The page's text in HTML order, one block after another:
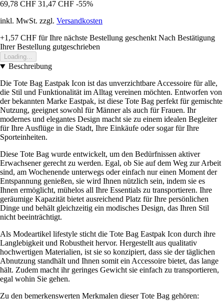
69,78 CHF 31,47 CHF -55%
inkl. MwSt. zzgl. Versandkosten
+1,57 CHF für Ihre nächste Bestellung geschenkt Nach Bestätigung
Ihrer Bestellung gutgeschrieben
Loading...
Beschreibung
Die Tote Bag Eastpak Icon ist das unverzichtbare Accessoire für alle,
die Stil und Funktionalität im Alltag vereinen möchten. Entworfen von
der bekannten Marke Eastpak, ist diese Tote Bag perfekt für gemischte
Nutzung, geeignet sowohl für Männer als auch für Frauen. Ihr
modernes und elegantes Design macht sie zu einem idealen Begleiter
für Ihre Ausflüge in die Stadt, Ihre Einkäufe oder sogar für Ihre
Sporteinheiten.
Diese Tote Bag wurde entwickelt, um den Bedürfnissen aktiver
Erwachsener gerecht zu werden. Egal, ob Sie auf dem Weg zur Arbeit
sind, am Wochenende unterwegs oder einfach nur einen Moment der
Entspannung genießen, sie wird Ihnen nützlich sein, indem sie es
Ihnen ermöglicht, mühelos all Ihre Essentials zu transportieren. Ihre
geräumige Kapazität bietet ausreichend Platz für Ihre persönlichen
Dinge und behält gleichzeitig ein modisches Design, das Ihren Stil
nicht beeinträchtigt.
Als Modeartikel lifestyle sticht die Tote Bag Eastpak Icon durch ihre
Langlebigkeit und Robustheit hervor. Hergestellt aus qualitativ
hochwertigen Materialien, ist sie so konzipiert, dass sie der täglichen
Abnutzung standhält und Ihnen somit ein Accessoire bietet, das lange
hält. Zudem macht ihr geringes Gewicht sie einfach zu transportieren,
egal wohin Sie gehen.
Zu den bemerkenswerten Merkmalen dieser Tote Bag gehören: